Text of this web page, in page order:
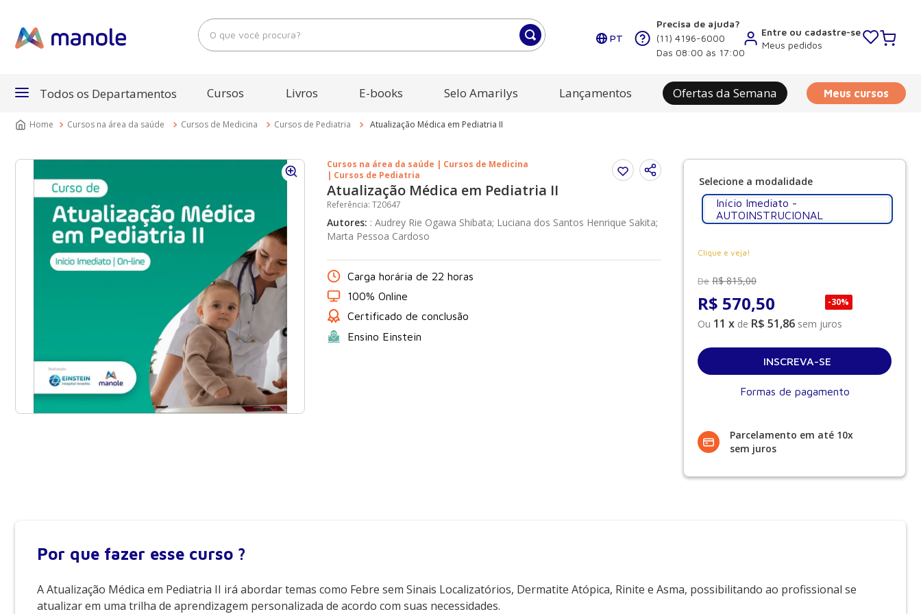
O que você procura?
PT
Precisa de ajuda?
(11) 4196-6000
Das 08:00 às 17:00
Entre ou cadastre-se
Meus pedidos
Todos os Departamentos
Cursos
Livros
E-Books
Cursos Livros E-books Selo Amarilys Lançamentos Ofertas da Semana Meus cursos
Cursos na área da saúde Cursos de Medicina Cursos de Pediatria Atualização Médica em Pediatria II
Cursos na área da saúde | Cursos de Medicina
| Cursos de Pediatria
Atualização Médica em Pediatria II
Referência: T20647
Autores: : Audrey Rie Ogawa Shibata; Luciana dos Santos Henrique Sakita;
Marta Pessoa Cardoso
Carga horária de 22 horas
100% Online
Certificado de conclusão
Ensino Einstein
Início Imediato -
AUTOINSTRUCIONAL
Clique e veja!
De R$ 815,00
R$ 570,50
Ou 11 x de R$ 51,86 sem juros
-30%
Formas de pagamento
Parcelamento em até 10x
sem juros
Por que fazer esse curso ?
A Atualização Médica em Pediatria II irá abordar temas como Febre sem Sinais Localizatórios, Dermatite Atópica, Rinite e Asma, possibilitando ao profissional se
atualizar em uma trilha de aprendizagem personalizada de acordo com suas necessidades.